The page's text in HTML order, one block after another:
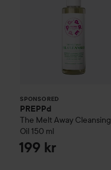
SPONSORED
PREPPd
The Melt Away Cleansing
Oil 150 ml
199 kr